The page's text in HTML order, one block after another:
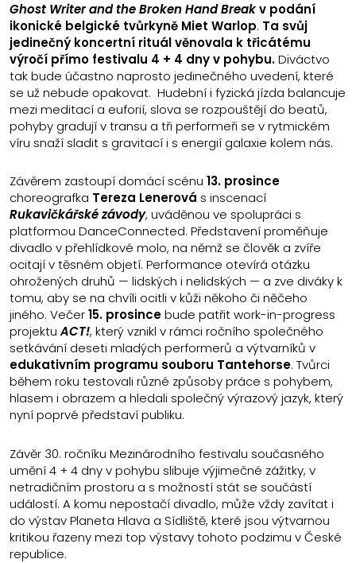
Ghost Writer and the Broken Hand Breakv podání
ikonické belgické tvůrkyně Miet Warlop. Ta svůj
jedinečný koncertní rituál věnovala k třicátému
výročí přímo festivalu 4 + 4 dny v pohybu.Diváctvo
tak bude účastno naprosto jedinečného uvedení, které
se už nebude opakovat. Hudební i fyzická jízda balancuje
mezi meditací a euforií, slova se rozpouštějí do beatů,
pohyby gradují v transu a tři performeři se v rytmickém
víru snaží sladit s gravitací i s energií galaxie kolem nás.
Závěrem zastoupí domácí scénu 13. prosince
choreografka Tereza Lenerová s inscenací
Rukavičkářské závody, uváděnou ve spolupráci s
platformou DanceConnected. Představení proměňuje
divadlo v přehlídkové molo, na němž se člověk a zvíře
ocitají v těsném objetí. Performance otevírá otázku
ohrožených druhů — lidských i nelidských — a zve diváky k
tomu, aby se na chvíli ocitli v kůži někoho či něčeho
jiného. Večer15. prosincebude patřit work-in-progress
projektuACT!, který vznikl v rámci ročního společného
setkávání deseti mladých performerů a výtvarníků v
edukativním programu souboru Tantehorse. Tvůrci
během roku testovali různé způsoby práce s pohybem,
hlasem i obrazem a hledali společný výrazový jazyk, který
nyní poprvé představí publiku.
Závěr 30. ročníku Mezinárodního festivalu současného
umění 4 + 4 dny v pohybu slibuje výjimečné zážitky, v
netradičním prostoru a s možností stát se součástí
událostí. A komu nepostačí divadlo, může vždy zavítat i
do výstav Planeta Hlava a Sídliště, které jsou výtvarnou
kritikou řazeny mezi top výstavy tohoto podzimu v České
republice.